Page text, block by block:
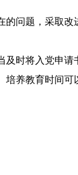
问题，采取改
时将入党申请
养教育时间可